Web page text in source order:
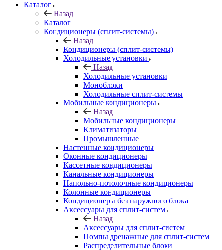
Каталог
Назад
Каталог
Кондиционеры (сплит-системы)
Назад
Кондиционеры (сплит-системы)
Холодильные установки
Назад
Холодильные установки
Моноблоки
Холодильные сплит-системы
Мобильные кондиционеры
Назад
Мобильные кондиционеры
Климатизаторы
Промышленные
Настенные кондиционеры
Оконные кондиционеры
Кассетные кондиционеры
Канальные кондиционеры
Напольно-потолочные кондиционеры
Колонные кондиционеры
Кондиционеры без наружного блока
Аксессуары для сплит-систем
Назад
Аксессуары для сплит-систем
Помпы дренажные для сплит-систем
Распределительные блоки